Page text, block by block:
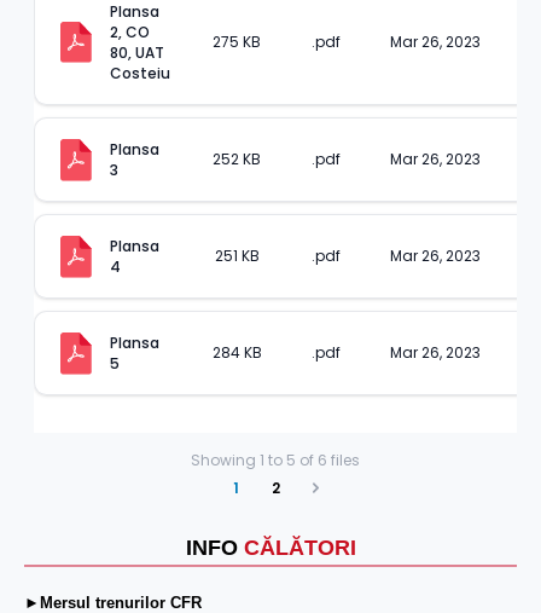
INFO CĂLĂTORI
►Mersul trenurilor CFR
Plansa
2, CO
80, UAT
Costeiu
275 KB .pdf Mar 26, 2023
Plansa
3
252 KB .pdf Mar 26, 2023
Plansa
4
251 KB .pdf Mar 26, 2023
Plansa
5
284 KB .pdf Mar 26, 2023
Showing 1 to 5 of 6 files
1
2